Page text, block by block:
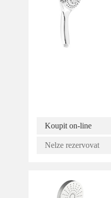
Koupit on-line
Nelze rezervovat